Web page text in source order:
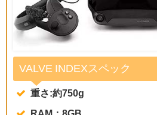
VALVE INDEXスペック
重さ:約750g